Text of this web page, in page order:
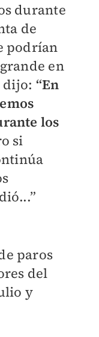
durante
de
podrían
en
dijo: “En
los
si
paros
del
y